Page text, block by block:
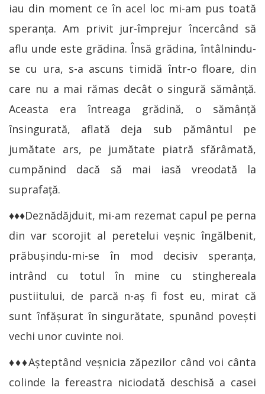
iau din moment ce în acel loc mi-am pus toată
speranţa. Am privit jur-împrejur încercând să
aflu unde este grădina. Însă grădina, întâlnindu-
se cu ura, s-a ascuns timidă într-o floare, din
care nu a mai rămas decât o singură sămânţă.
Aceasta era întreaga grădină, o sămânță
însingurată, aflată deja sub pământul pe
jumătate ars, pe jumătate piatră sfărâmată,
cumpănind dacă să mai iasă vreodată la
suprafață.
♦♦♦Deznădăjduit, mi-am rezemat capul pe perna
din var scorojit al peretelui veșnic îngălbenit,
prăbușindu-mi-se în mod decisiv speranța,
intrând cu totul în mine cu stinghereala
pustiitului, de parcă n-aș fi fost eu, mirat că
sunt înfășurat în singurătate, spunând povești
vechi unor cuvinte noi.
♦♦♦Așteptând veșnicia zăpezilor când voi cânta
colinde la fereastra niciodată deschisă a casei